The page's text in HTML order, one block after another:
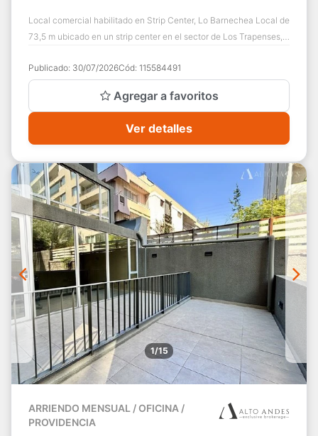
Local comercial habilitado en Strip Center, Lo Barnechea Local de
73,5 m ubicado en un strip center en el sector de Los Trapenses,
Publicado: 30/07/2026Cód: 115584491
Agregar a favoritos
Ver detalles
1/15
ARRIENDO MENSUAL / OFICINA /
PROVIDENCIA